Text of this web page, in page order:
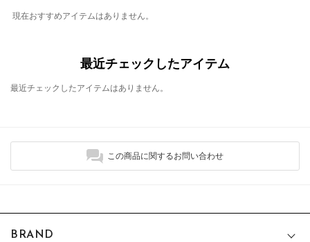
現在おすすめアイテムはありません。
最近チェックしたアイテム
最近チェックしたアイテムはありません。
この商品に関するお問い合わせ
BRAND